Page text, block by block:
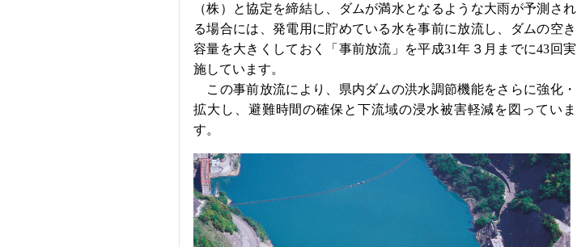
（株）と協定を締結し、ダムが満水となるような大雨が予測され
る場合には、発電用に貯めている水を事前に放流し、ダムの空き
容量を大きくしておく「事前放流」を平成31年３月までに43回実
施しています。
この事前放流により、県内ダムの洪水調節機能をさらに強化・
拡大し、避難時間の確保と下流域の浸水被害軽減を図っていま
す。